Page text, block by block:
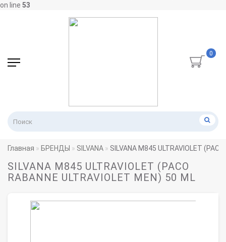
on line 53
0
Главная БРЕНДЫ SILVANA SILVANA M845 ULTRAVIOLET
SILVANA M845 ULTRAVIOLET (PACO
RABANNE ULTRAVIOLET MEN) 50 ML